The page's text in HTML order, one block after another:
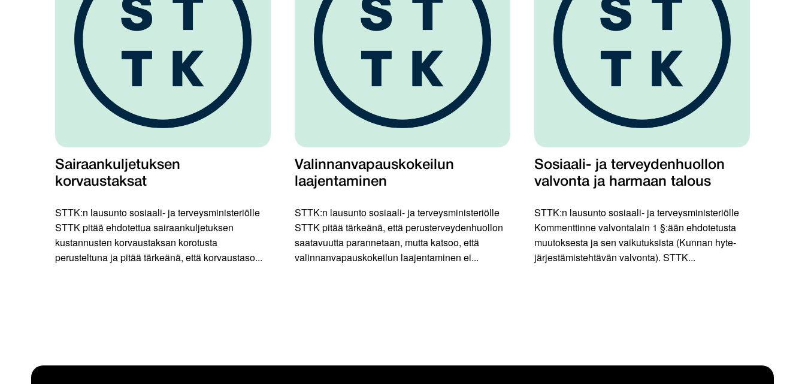
Sairaankuljetuksen
korvaustaksat
STTK:n lausunto sosiaali- ja terveysministeriölle
STTK pitää ehdotettua sairaankuljetuksen
kustannusten korvaustaksan korotusta
perusteltuna ja pitää tärkeänä, että korvaustaso...
Valinnanvapauskokeilun
laajentaminen
STTK:n lausunto sosiaali- ja terveysministeriölle
STTK pitää tärkeänä, että perusterveydenhuollon
saatavuutta parannetaan, mutta katsoo, että
valinnanvapauskokeilun laajentaminen ei...
Sosiaali- ja terveydenhuollon
valvonta ja harmaan talous
STTK:n lausunto sosiaali- ja terveysministeriölle
Kommenttinne valvontalain 1 §:ään ehdotetusta
muutoksesta ja sen vaikutuksista (Kunnan hyte-
järjestämistehtävän valvonta). STTK...